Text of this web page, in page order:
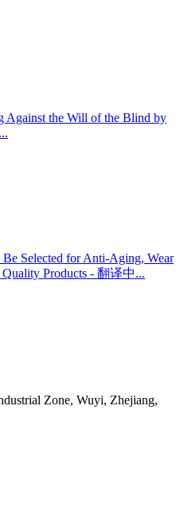
Against the Will of the Blind by
Selected for Anti-Aging, Wear
Products - 翻译中...
Zone, Wuyi, Zhejiang,